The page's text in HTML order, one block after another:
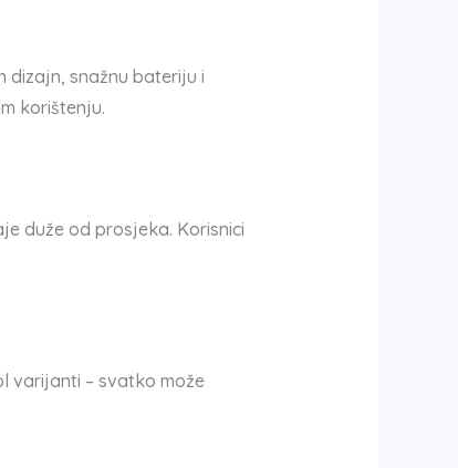
snažnu bateriju i
korištenju.
duže od prosjeka. Korisnici
varijanti – svatko može